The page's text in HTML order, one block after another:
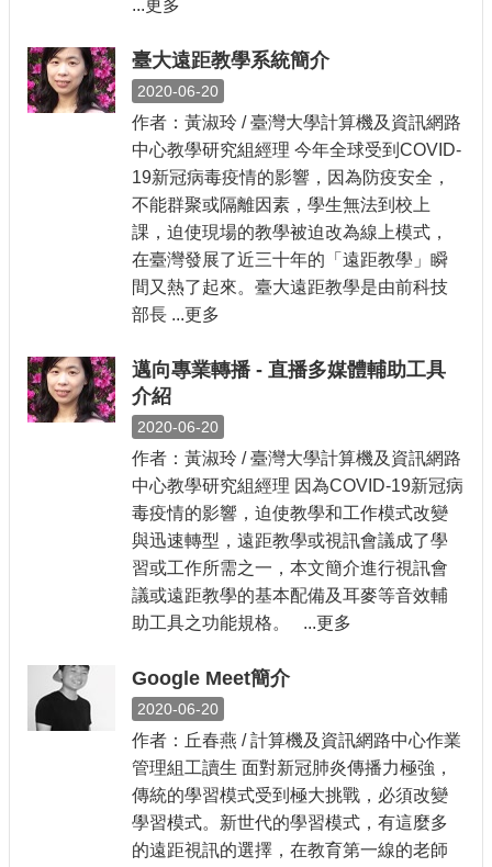
...更多
臺大遠距教學系統簡介
2020-06-20
作者：黃淑玲 / 臺灣大學計算機及資訊網路
中心教學研究組經理 今年全球受到COVID-
19新冠病毒疫情的影響，因為防疫安全，
不能群聚或隔離因素，學生無法到校上
課，迫使現場的教學被迫改為線上模式，
在臺灣發展了近三十年的「遠距教學」瞬
間又熱了起來。臺大遠距教學是由前科技
部長 ...更多
邁向專業轉播 - 直播多媒體輔助工具
介紹
2020-06-20
作者：黃淑玲 / 臺灣大學計算機及資訊網路
中心教學研究組經理 因為COVID-19新冠病
毒疫情的影響，迫使教學和工作模式改變
與迅速轉型，遠距教學或視訊會議成了學
習或工作所需之一，本文簡介進行視訊會
議或遠距教學的基本配備及耳麥等音效輔
助工具之功能規格。 ...更多
Google Meet簡介
2020-06-20
作者：丘春燕 / 計算機及資訊網路中心作業
管理組工讀生 面對新冠肺炎傳播力極強，
傳統的學習模式受到極大挑戰，必須改變
學習模式。新世代的學習模式，有這麼多
的遠距視訊的選擇，在教育第一線的老師